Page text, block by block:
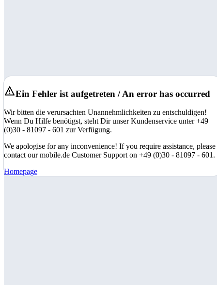
Ein Fehler ist aufgetreten / An error has occurred
Wir bitten die verursachten Unannehmlichkeiten zu entschuldigen!
Wenn Du Hilfe benötigst, steht Dir unser Kundenservice unter +49
(0)30 - 81097 - 601 zur Verfügung.
We apologise for any inconvenience! If you require assistance, please
contact our mobile.de Customer Support on +49 (0)30 - 81097 - 601.
Homepage